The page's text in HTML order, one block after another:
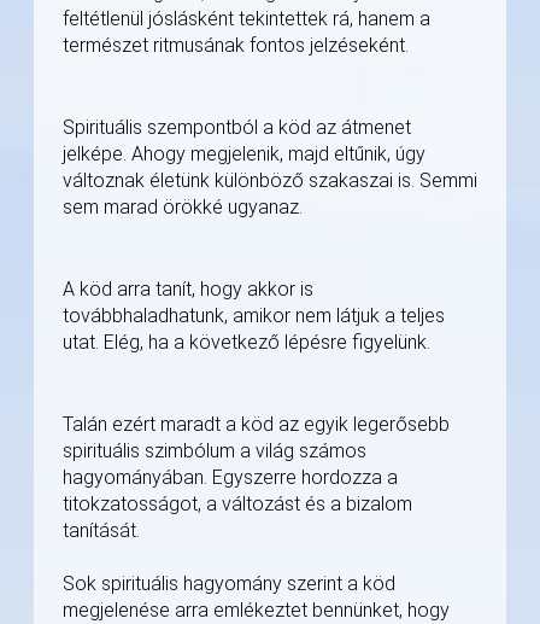
feltétlenül jóslásként tekintettek rá, hanem a
természet ritmusának fontos jelzéseként.
Spirituális szempontból a köd az átmenet
jelképe. Ahogy megjelenik, majd eltűnik, úgy
változnak életünk különböző szakaszai is. Semmi
sem marad örökké ugyanaz.
A köd arra tanít, hogy akkor is
továbbhaladhatunk, amikor nem látjuk a teljes
utat. Elég, ha a következő lépésre figyelünk.
Talán ezért maradt a köd az egyik legerősebb
spirituális szimbólum a világ számos
hagyományában. Egyszerre hordozza a
titokzatosságot, a változást és a bizalom
tanítását.
Sok spirituális hagyomány szerint a köd
megjelenése arra emlékeztet bennünket, hogy